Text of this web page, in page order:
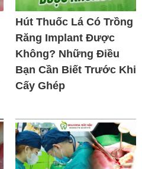
Hút Thuốc Lá Có Trồng
Răng Implant Được
Không? Những Điều
Bạn Cần Biết Trước Khi
Cấy Ghép